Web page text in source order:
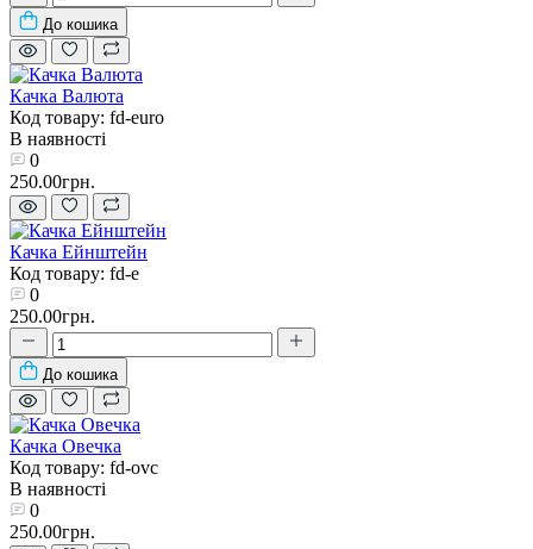
До кошика
Качка Валюта
Код товару: fd-euro
В наявності
0
250.00грн.
Качка Ейнштейн
Код товару: fd-e
0
250.00грн.
До кошика
Качка Овечка
Код товару: fd-ovc
В наявності
0
250.00грн.